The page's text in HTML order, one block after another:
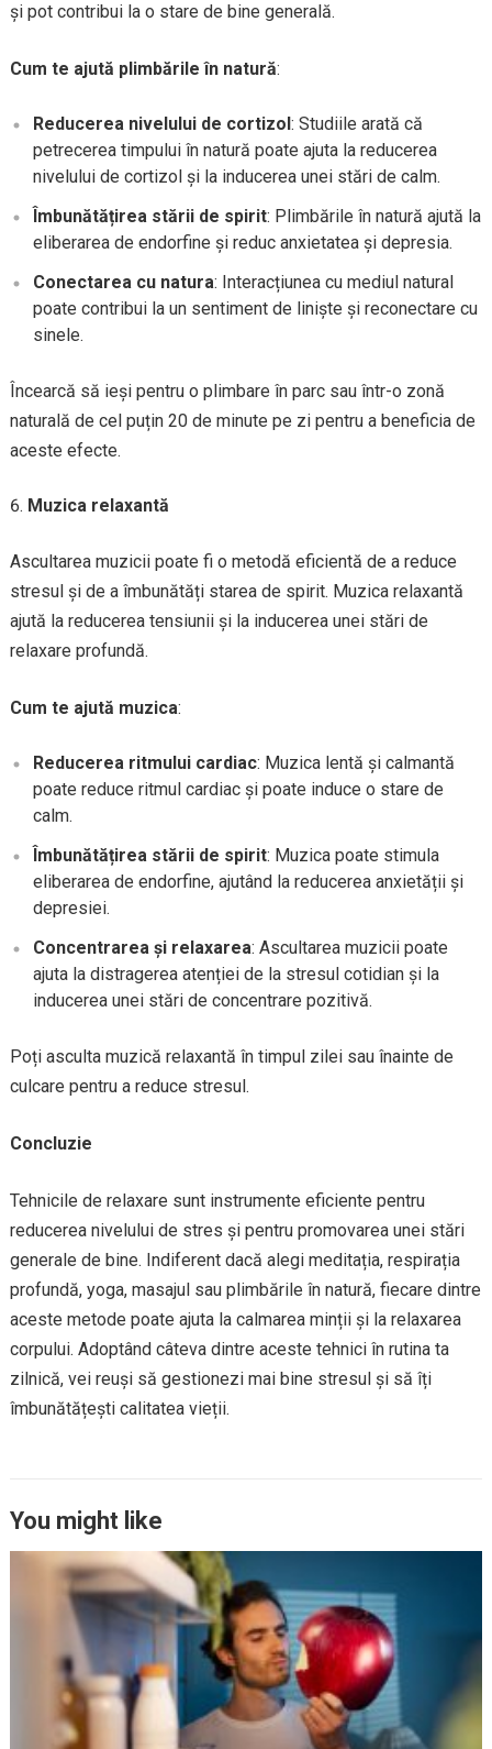
și pot contribui la o stare de bine generală.
Cum te ajută plimbările în natură:
Reducerea nivelului de cortizol: Studiile arată că
petrecerea timpului în natură poate ajuta la reducerea
nivelului de cortizol și la inducerea unei stări de calm.
Îmbunătățirea stării de spirit: Plimbările în natură ajută la
eliberarea de endorfine și reduc anxietatea și depresia.
Conectarea cu natura: Interacțiunea cu mediul natural
poate contribui la un sentiment de liniște și reconectare cu
sinele.
Încearcă să ieși pentru o plimbare în parc sau într-o zonă
naturală de cel puțin 20 de minute pe zi pentru a beneficia de
aceste efecte.
Muzica relaxantă
Ascultarea muzicii poate fi o metodă eficientă de a reduce
stresul și de a îmbunătăți starea de spirit. Muzica relaxantă
ajută la reducerea tensiunii și la inducerea unei stări de
relaxare profundă.
Cum te ajută muzica:
Reducerea ritmului cardiac: Muzica lentă și calmantă
poate reduce ritmul cardiac și poate induce o stare de
calm.
Îmbunătățirea stării de spirit: Muzica poate stimula
eliberarea de endorfine, ajutând la reducerea anxietății și
depresiei.
Concentrarea și relaxarea: Ascultarea muzicii poate
ajuta la distragerea atenției de la stresul cotidian și la
inducerea unei stări de concentrare pozitivă.
Poți asculta muzică relaxantă în timpul zilei sau înainte de
culcare pentru a reduce stresul.
Concluzie
Tehnicile de relaxare sunt instrumente eficiente pentru
reducerea nivelului de stres și pentru promovarea unei stări
generale de bine. Indiferent dacă alegi meditația, respirația
profundă, yoga, masajul sau plimbările în natură, fiecare dintre
aceste metode poate ajuta la calmarea minții și la relaxarea
corpului. Adoptând câteva dintre aceste tehnici în rutina ta
zilnică, vei reuși să gestionezi mai bine stresul și să îți
îmbunătățești calitatea vieții.
You might like